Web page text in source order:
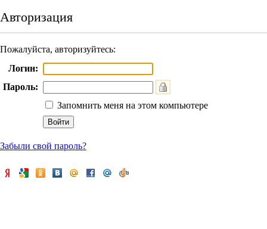
Авторизация
Пожалуйста, авторизуйтесь:
Логин:
Пароль:
Запомнить меня на этом компьютере
Забыли свой пароль?